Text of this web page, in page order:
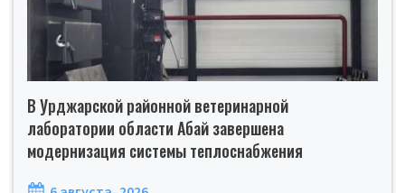
В Урджарской районной ветеринарной
лаборатории области Абай завершена
модернизация системы теплоснабжения